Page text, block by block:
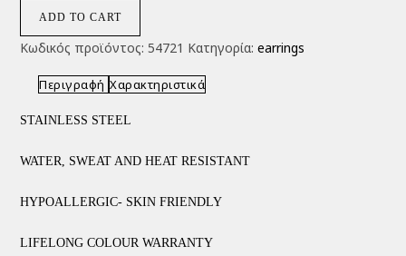
ADD TO CART
Κωδικός προϊόντος:54721 Κατηγορία:earrings
Περιγραφή Χαρακτηριστικά
STAINLESS STEEL
WATER, SWEAT AND HEAT RESISTANT
HYPOALLERGIC- SKIN FRIENDLY
LIFELONG COLOUR WARRANTY